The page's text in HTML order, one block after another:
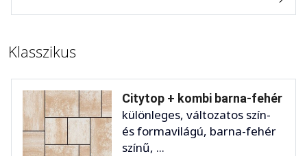
Klasszikus
Citytop + kombi barna-fehér
különleges, változatos szín-
és formavilágú, barna-fehér
színű, ...